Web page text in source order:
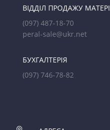
ВІДДІЛ ПРОДАЖУ
(097) 487-18-70
peral-sale@ukr.net
БУХГАЛТЕРІЯ
(097) 746-78-82